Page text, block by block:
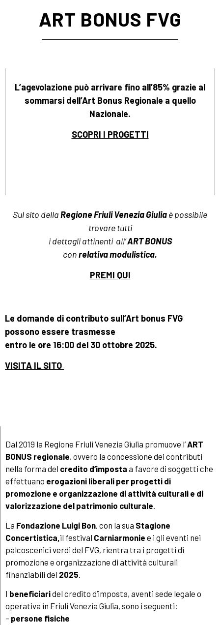
ART BONUS FVG
L’agevolazione può arrivare fino all’85% grazie al
sommarsi dell’Art Bonus Regionale a quello
Nazionale.
SCOPRI I PROGETTI
Sul sito dellaRegione Friuli Venezia Giuliaè possibile
trovare tutti
i dettagli attinenti all’ART BONUS
conrelativa modulistica.
PREMI QUI
Le domande di contributo sull’Art bonus FVG
possono essere trasmesse
entro le ore 16:00 del 30 ottobre 2025.
VISITA IL SITO
Dal 2019 la Regione Friuli Venezia Giulia promuove l’ART
BONUS regionale, ovvero la concessione dei contributi
nella forma del credito d’imposta a favore di soggetti che
effettuano erogazioni liberali per progetti di
promozione e organizzazione di attività culturali e di
valorizzazione del patrimonio culturale.
La Fondazione Luigi Bon, con la sua Stagione
Concertistica, il festival Carniarmonie e i gli eventi nei
palcoscenici verdi del FVG, rientra tra i progetti di
promozione e organizzazione di attività culturali
finanziabili del 2025
I beneficiaridel credito d’imposta, aventi sede legale o
operativa in Friuli Venezia Giulia, sono i seguenti:
– persone fisiche